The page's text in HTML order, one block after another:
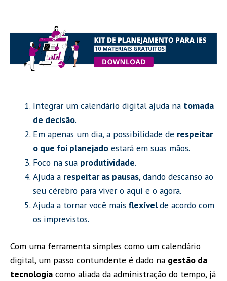
Integrar um calendário digital ajuda na tomada
de decisão.
Em apenas um dia, a possibilidade de respeitar
o que foi planejado estará em suas mãos.
Foco na sua produtividade.
Ajuda a respeitar as pausas, dando descanso ao
seu cérebro para viver o aqui e o agora.
Ajuda a tornar você mais flexívelde acordo com
os imprevistos.
Com uma ferramenta simples como um calendário
digital, um passo contundente é dado na gestão da
tecnologia como aliada da administração do tempo, já